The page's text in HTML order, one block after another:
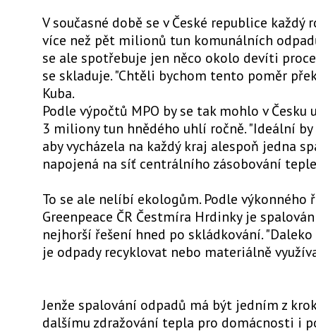
V současné době se v České republice každý
více než pět milionů tun komunálních
se ale spotřebuje jen něco okolo devíti
se skladuje. "Chtěli bychom tento poměr
Kuba.
Podle výpočtů MPO by se tak mohlo v Česku
3 miliony tun hnědého uhlí ročně. "Ideální by
aby vycházela na každý kraj alespoň jedna
napojená na síť centrálního zásobování
To se ale nelíbí ekologům. Podle výkonného
Greenpeace ČR Čestmíra Hrdinky je
nejhorší řešení hned po skládkování.
je odpady recyklovat nebo materiálně
Jenže spalování odpadů má být jedním z
dalšímu zdražování tepla pro domácnosti i